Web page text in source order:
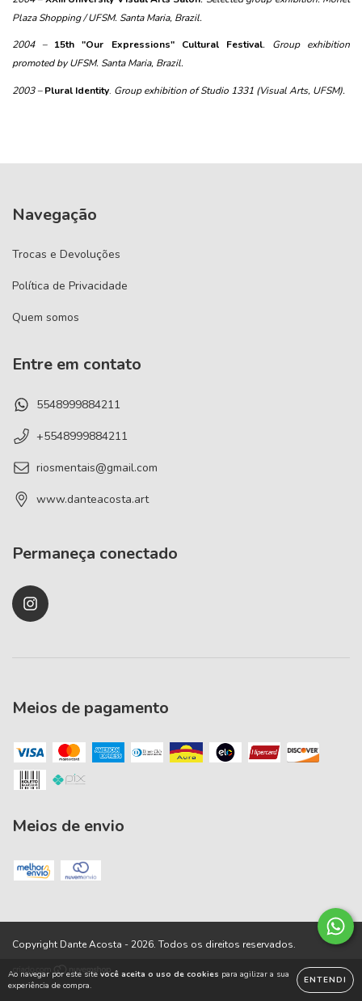
Ao navegar por este site você aceita o uso de cookies para agilizar a sua
experiência de compra.
ENTENDI
Plaza Shopping / UFSM. Santa Maria, Brazil.
2004 – 15th "Our Expressions" Cultural Festival. Group exhibition
promoted by UFSM. Santa Maria, Brazil.
2003 – Plural Identity. Group exhibition of Studio 1331 (Visual Arts, UFSM).
Navegação
Trocas e Devoluções
Política de Privacidade
Quem somos
Entre em contato
5548999884211
+5548999884211
riosmentais@gmail.com
www.danteacosta.art
Permaneça conectado
Meios de pagamento
Meios de envio
Copyright Dante Acosta - 2026. Todos os direitos reservados.